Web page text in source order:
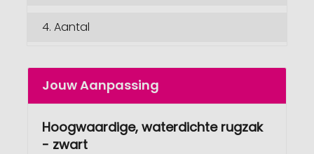
4. Aantal
Jouw Aanpassing
Hoogwaardige, waterdichte rugzak
- zwart